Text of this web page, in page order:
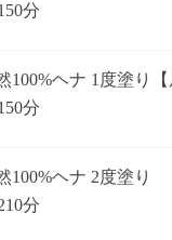
分
天然100%ヘナ
分
100%ヘナ 2度塗り
分